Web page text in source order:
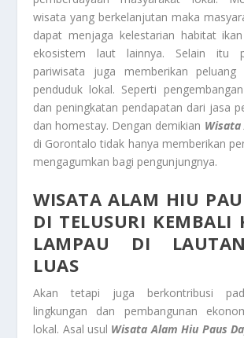
wisata yang berkelanjutan maka
dapat menjaga kelestarian habitat
ekosistem laut lainnya. Selain itu
pariwisata juga memberikan
penduduk lokal. Seperti
dan peningkatan pendapatan dari jasa
dan homestay. Dengan demikian Wisata
di Gorontalo tidak hanya memberikan
mengagumkan bagi pengunjungnya.
WISATA ALAM HIU
DI TELUSURI KEMBALI
LAMPAU DI
LUAS
Akan tetapi juga berkontribusi
lingkungan dan pembangunan
lokal. Asal usul Wisata Alam Hiu Paus